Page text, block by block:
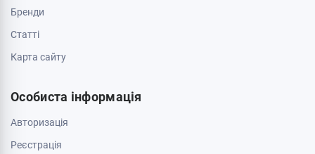
Бренди
Cтатті
Карта сайту
Особиста інформація
Авторизація
Реєстрація